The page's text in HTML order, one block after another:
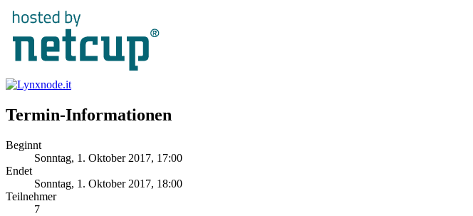
Termin-Informationen
Beginnt
Sonntag, 1. Oktober 2017, 17:00
Endet
Sonntag, 1. Oktober 2017, 18:00
Teilnehmer
7